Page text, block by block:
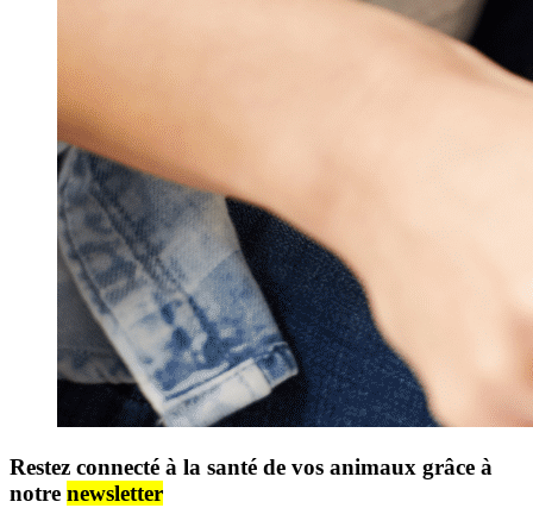
Restez connecté à la santé de vos animaux grâce à
notre newsletter